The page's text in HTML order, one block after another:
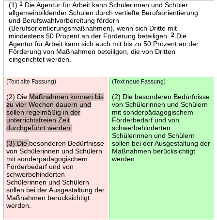
(1) 1Die Agentur für Arbeit kann Schülerinnen und Schüler
allgemeinbildender Schulen durch vertiefte Berufsorientierung
und Berufswahlvorbereitung fördern
(Berufsorientierungsmaßnahmen), wenn sich Dritte mit
mindestens 50 Prozent an der Förderung beteiligen.
2Die
Agentur für Arbeit kann sich auch mit bis zu 50 Prozent an der
Förderung von Maßnahmen beteiligen, die von Dritten
eingerichtet werden.
(Text alte Fassung)
(2) Die Maßnahmen können bis
zu vier Wochen dauern und
sollen regelmäßig in der
unterrichtsfreien Zeit
durchgeführt werden.
(3) Die besonderen Bedürfnisse
von Schülerinnen und Schülern
mit sonderpädagogischem
Förderbedarf und von
schwerbehinderten
Schülerinnen und Schülern
sollen bei der Ausgestaltung der
Maßnahmen berücksichtigt
werden.
(Text neue Fassung)
(2) Die besonderen Bedürfnisse
von Schülerinnen und Schülern
mit sonderpädagogischem
Förderbedarf und von
schwerbehinderten
Schülerinnen und Schülern
sollen bei der Ausgestaltung der
Maßnahmen berücksichtigt
werden.